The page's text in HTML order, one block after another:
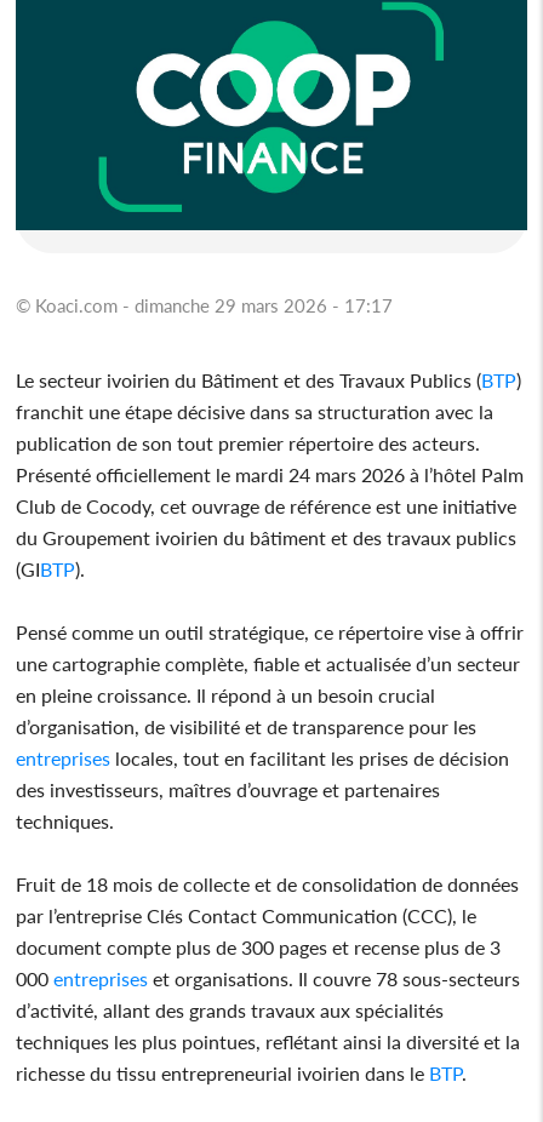
© Koaci.com - dimanche 29 mars 2026 - 17:17
Le secteur ivoirien du Bâtiment et des Travaux Publics (BTP)
franchit une étape décisive dans sa structuration avec la
publication de son tout premier répertoire des acteurs.
Présenté officiellement le mardi 24 mars 2026 à l’hôtel Palm
Club de Cocody, cet ouvrage de référence est une initiative
du Groupement ivoirien du bâtiment et des travaux publics
(GIBTP).
Pensé comme un outil stratégique, ce répertoire vise à offrir
une cartographie complète, fiable et actualisée d’un secteur
en pleine croissance. Il répond à un besoin crucial
d’organisation, de visibilité et de transparence pour les
entreprises locales, tout en facilitant les prises de décision
des investisseurs, maîtres d’ouvrage et partenaires
techniques.
Fruit de 18 mois de collecte et de consolidation de données
par l’entreprise Clés Contact Communication (CCC), le
document compte plus de 300 pages et recense plus de 3
000 entreprises et organisations. Il couvre 78 sous-secteurs
d’activité, allant des grands travaux aux spécialités
techniques les plus pointues, reflétant ainsi la diversité et la
richesse du tissu entrepreneurial ivoirien dans le BTP.